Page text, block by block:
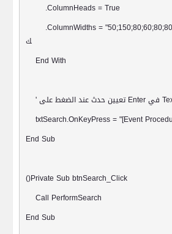
.ColumnHeads = True
.ColumnWidths =
ك
End With
'تعيين حدث عند الضغط علىEnterفي
txtSearch.OnKeyPress = "[Event
End Sub
()Private Sub btnSearch_Click
Call PerformSearch
End Sub